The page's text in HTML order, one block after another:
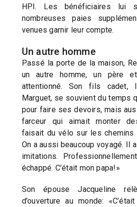
HPI. Les bénéficiaires lui
nombreuses paies
venues garnir leur compte.
Un autre homme
Passé la porte de la maison,
un autre homme, un père
attentionné. Son fils cadet,
Marguet, se souvient du temps
pour faire ses devoirs, mais
farceur qui aimait monter
faisait du vélo sur les chemins
On a aussi beaucoup voyagé. Il
imitations.
échappé. C’était mon papa!»
Son épouse Jacqueline
d’ouverture au monde: